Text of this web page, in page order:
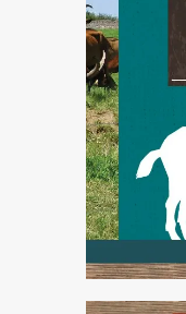
La
en
guide